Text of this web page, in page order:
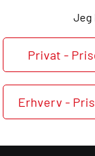
Jeg
Privat -
Erhverv -